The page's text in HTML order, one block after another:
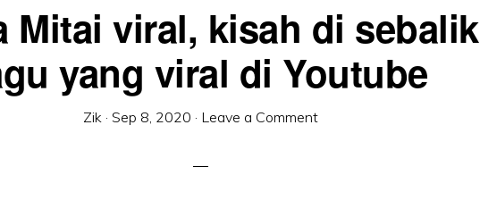
Mitai viral, kisah di sebalik
yang viral di Youtube
Zik· Sep 8, 2020 · Leave a Comment